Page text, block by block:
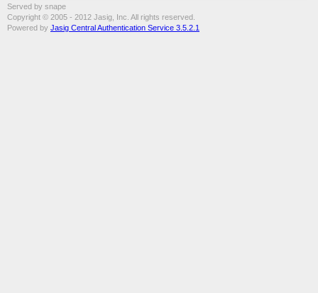
Served by snape
Copyright © 2005 - 2012 Jasig, Inc. All rights reserved.
Powered by Jasig Central Authentication Service 3.5.2.1